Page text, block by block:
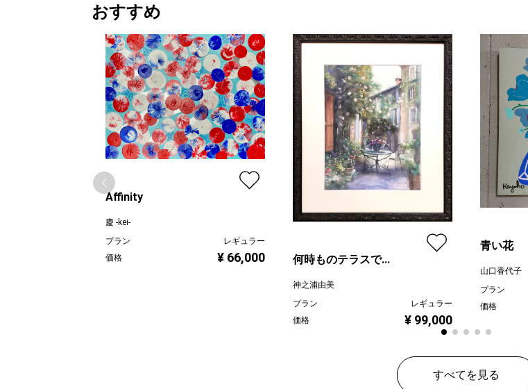
おすすめ
Affinity
慶 -kei-
プラン
レギュラー
価格
¥ 66,000 何時ものテラスで...
神之浦由美
プラン
レギュラー
価格
¥ 99,000
青い花
山口香代子
プラン
価格
すべてを見る